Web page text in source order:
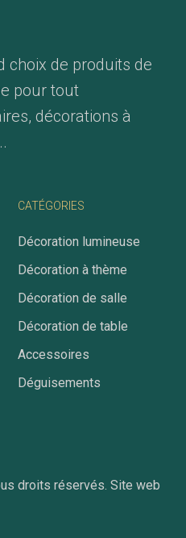
choix de produits de
pour tout
décorations à
CATÉGORIES
Décoration lumineuse
Décoration à thème
Décoration de salle
Décoration de table
Accessoires
Déguisements
droits réservés. Site web